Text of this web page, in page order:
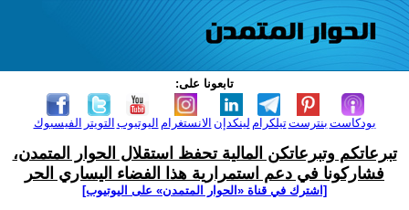
تابعونا على:
الفيسبوك التويتر اليوتيوب الانستغرام لينكدإن تيلكرامبنترست بودكاست
تبرعاتكم وتبرعاتكن المالية تحفظ استقلال الحوار المتمدن،
فشاركونا في دعم استمرارية هذا الفضاء اليساري الحر
[اشترك في قناة ‫«الحوار المتمدن» على اليوتيوب]